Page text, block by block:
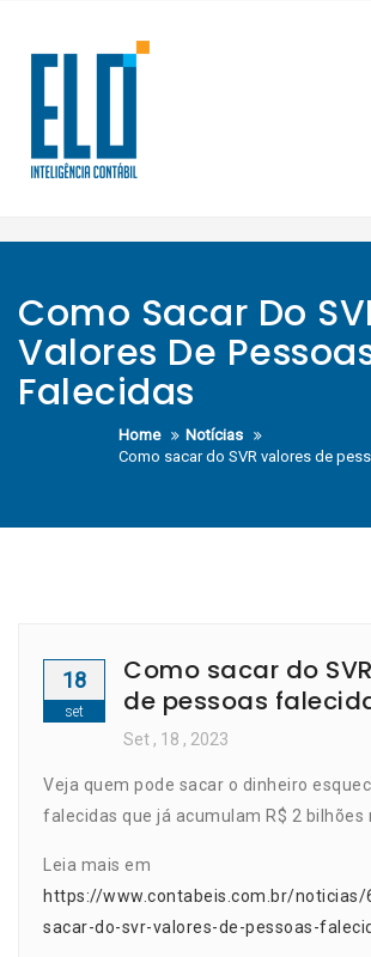
content
Como Sacar Do
Valores De
Falecidas
Home
Notícias
Como sacar do SVR valores de
18
set
Como sacar do
de pessoas
Set , 18 , 2023
Veja quem pode sacar o dinheiro
falecidas que já acumulam R$ 2 bilhões
Leia mais em
https://www.contabeis.com.br/noticias/
sacar-do-svr-valores-de-pessoas-